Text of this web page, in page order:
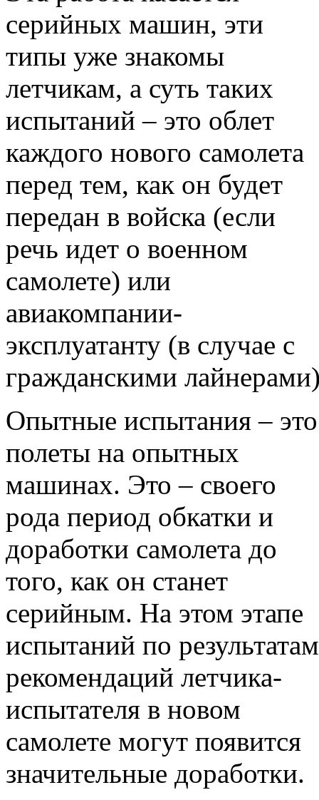
серийных машин, эти
типы уже знакомы
летчикам, а суть таких
испытаний – это облет
каждого нового самолета
перед тем, как он будет
передан в войска (если
речь идет о военном
самолете) или
авиакомпании-
эксплуатанту (в случае с
гражданскими
Опытные испытания – это
полеты на опытных
машинах. Это – своего
рода период обкатки и
доработки самолета до
того, как он станет
серийным. На этом этапе
испытаний по результатам
рекомендаций летчика-
испытателя в новом
самолете могут появится
значительные доработки.